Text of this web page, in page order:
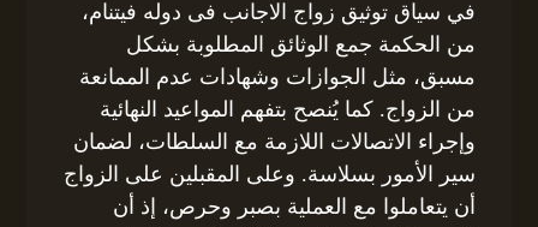
في سياق توثيق زواج الاجانب فى دوله فيتنام،
من الحكمة جمع الوثائق المطلوبة بشكل
مسبق، مثل الجوازات وشهادات عدم الممانعة
من الزواج. كما يُنصح بتفهم المواعيد النهائية
وإجراء الاتصالات اللازمة مع السلطات، لضمان
سير الأمور بسلاسة. وعلى المقبلين على الزواج
أن يتعاملوا مع العملية بصبر وحرص، إذ أن